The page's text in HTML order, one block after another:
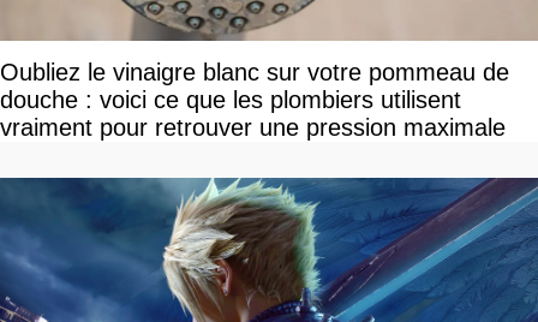
Oubliez le vinaigre blanc sur votre pommeau de
douche : voici ce que les plombiers utilisent
vraiment pour retrouver une pression maximale